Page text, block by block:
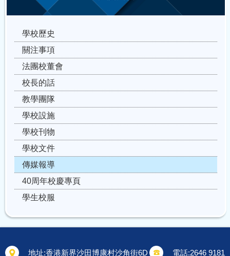
學校歷史
關注事項
法團校董會
校長的話
教學團隊
學校設施
學校刊物
學校文件
傳媒報導
40周年校慶專頁
學生校服
地址:香港新界沙田博康村沙角街6D 電話:2646 9181